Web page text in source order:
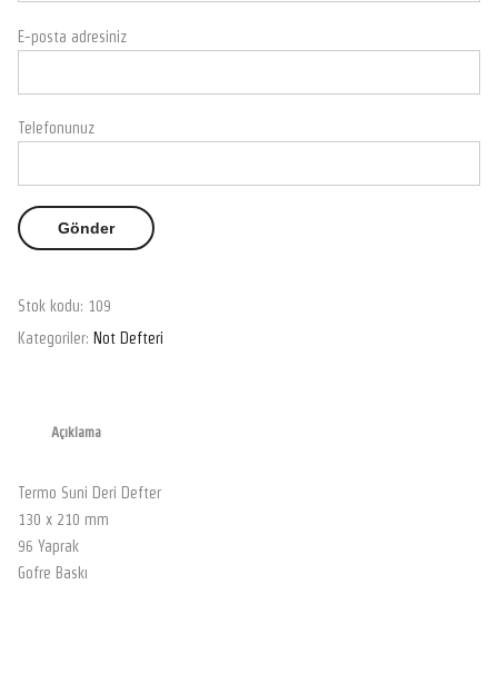
E-posta adresiniz
Telefonunuz
Stok kodu: 109
Kategoriler: Not Defteri
Açıklama
Termo Suni Deri Defter
130 x 210 mm
96 Yaprak
Gofre Baskı